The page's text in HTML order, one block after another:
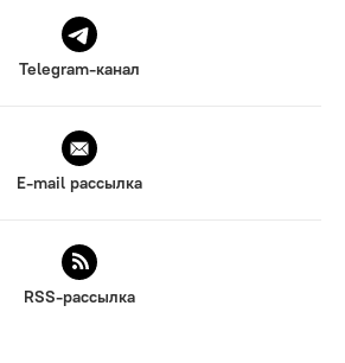
Telegram-канал
E-mail рассылка
RSS-рассылка